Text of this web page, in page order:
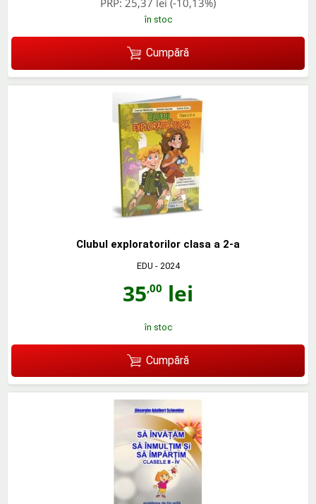
în stoc
Cumpără
Clubul exploratorilor clasa a 2-a
EDU - 2024
35,00 lei
în stoc
Cumpără